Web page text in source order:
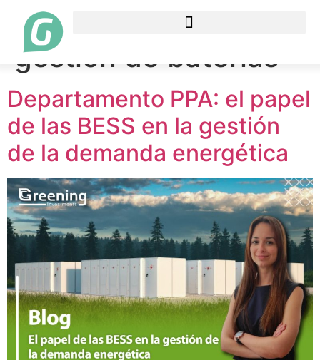
Etiqueta:
sistema de
gestión de baterías
Departamento PPA: el papel
de las BESS en la gestión
de la demanda energética